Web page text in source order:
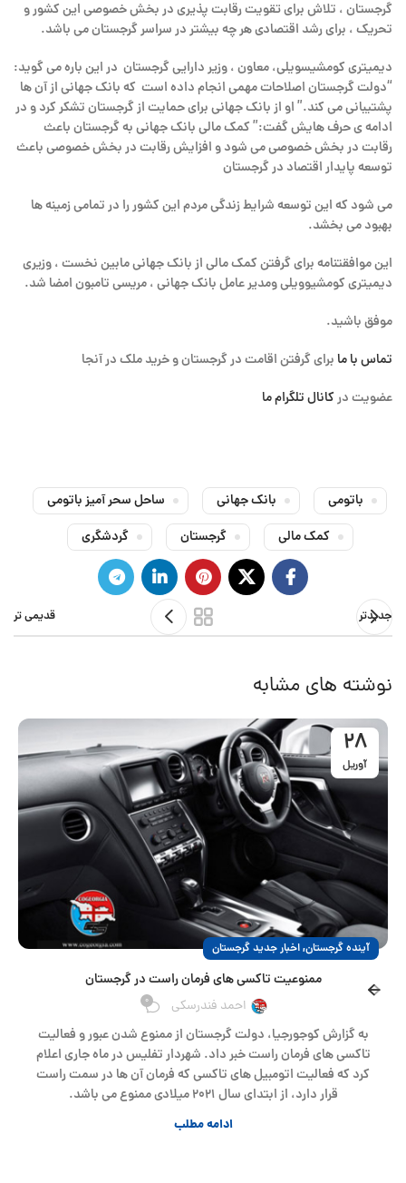
گرجستان ، تلاش برای تقویت رقابت پذیری در بخش خصوصی این کشور و
تحریک ، برای رشد اقتصادی هر چه بیشتر در سراسر گرجستان می باشد.
دیمیتری کومشیسویلی، معاون ، وزیر دارایی گرجستان در این باره می گوید:
“دولت گرجستان اصلاحات مهمی انجام داده است که بانک جهانی از آن ها
پشتیبانی می کند.” او از بانک جهانی برای حمایت از گرجستان تشکر کرد و در
ادامه ی حرف هایش گفت:” کمک مالی بانک جهانی به گرجستان باعث
رقابت در بخش خصوصی می شود و افزایش رقابت در بخش خصوصی باعث
توسعه پایدار اقتصاد در گرجستان
می شود که این توسعه شرایط زندگی مردم این کشور را در تمامی زمینه ها
بهبود می بخشد.
این موافقتنامه برای گرفتن کمک مالی از بانک جهانی مابین نخست ، وزیری
دیمیتری کومشیوویلی ومدیر عامل بانک جهانی ، مریسی تامبون امضا شد.
موفق باشید.
تماس با ما برای گرفتن اقامت در گرجستان و خرید ملک در آنجا
عضویت درکانال تلگرام ما
باتومی بانک جهانی
ساحل سحر آمیز باتومی
کمک مالی
گرجستان گردشگری
جدیدتر قدیمی تر
نوشته های مشابه
28
آوریل
آینده گرجستان,اخبار جدید گرجستان
ممنوعیت تاکسی های فرمان راست در گرجستان
احمد فندرسکی 0
به گزارش کوجورجیا، دولت گرجستان از ممنوع شدن عبور و فعالیت
تاکسی های فرمان راست خبر داد. شهردار تفلیس در ماه جاری اعلام
کرد که فعالیت اتومبیل های تاکسی که فرمان آن ها در سمت راست
قرار دارد، از ابتدای سال ۲۰۲۱ میلادی ممنوع می باشد.
ادامه مطلب